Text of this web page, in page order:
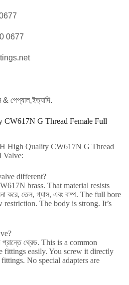
0677
& পেপ্যাল,ইত্যাদি.
G Thread Female Full
High Quality CW617N G Thread
Valve:
different?
brass.That material resists
করে, তেল, গ্যাস, এবং বাষ্প.The full bore
restriction.The body is strong.It’s
?
থ্রেড.This is a common
fittings easily.You screw it directly
fittings.No special adapters are